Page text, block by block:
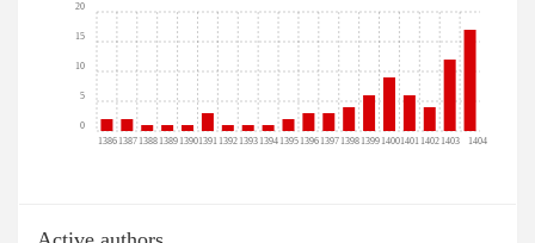
1386 1387 1388 1389 13901391 1392 1393 1394 1395 1396 1397 1398 1399 14001401 1402 1403 1404
0
5
10
15
20